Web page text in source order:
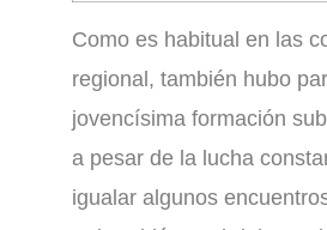
Como es habitual en las
regional, también hubo
jovencísima formación
a pesar de la lucha
igualar algunos